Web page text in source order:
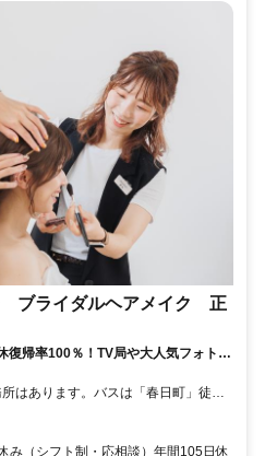
ブライダルヘアメイク 正
帰率100％！TV局や大人気フォトブ
タッフ募集♪
み（シフト制・応相談）年間105日休